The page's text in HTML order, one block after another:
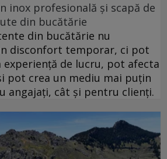
inox profesională și scapă de
din bucătărie
din bucătărie nu
disconfort temporar, ci pot
de lucru, pot afecta
pot crea un mediu mai puțin
angajați, cât și pentru clienți.